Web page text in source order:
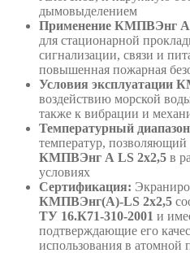
дымовыделением
Применение КМПВЭнг А
для стационарной
сигнализации, связи и
повышенная пожарная
Условия эксплуатации
воздействию морской
также к вибрации и
Температурный
температур, позволяющий
КМПВЭнг А LS 2х2,5 в
условиях
Сертификация:
КМПВЭнг(А)-LS 2х2,5
ТУ 16.К71-310-2001 и
подтверждающие его
использования в